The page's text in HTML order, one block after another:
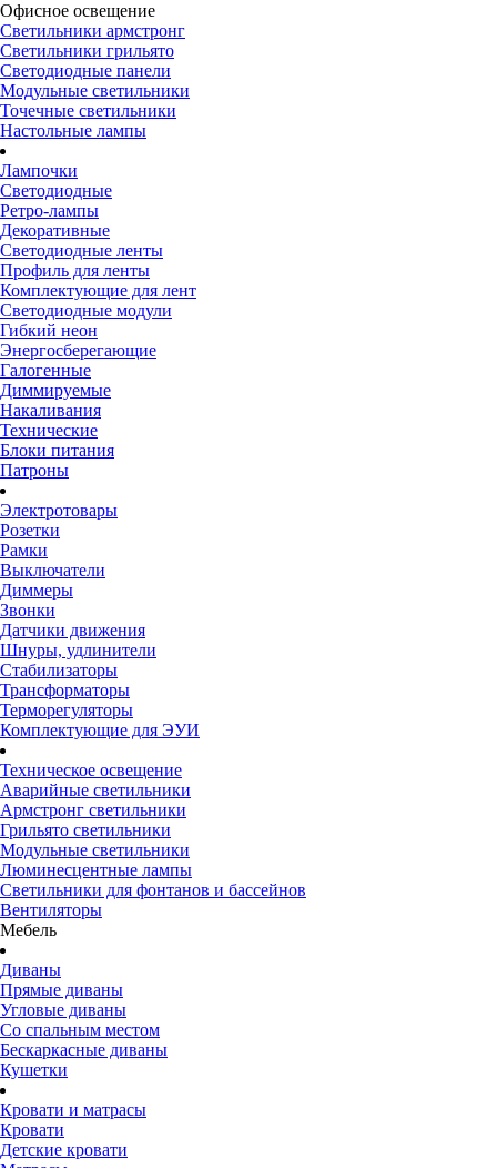
Офисное освещение
Светильники армстронг
Светильники грильято
Светодиодные панели
Модульные светильники
Точечные светильники
Настольные лампы
Лампочки
Светодиодные
Ретро-лампы
Декоративные
Светодиодные ленты
Профиль для ленты
Комплектующие для лент
Светодиодные модули
Гибкий неон
Энергосберегающие
Галогенные
Диммируемые
Накаливания
Технические
Блоки питания
Патроны
Электротовары
Розетки
Рамки
Выключатели
Диммеры
Звонки
Датчики движения
Шнуры, удлинители
Стабилизаторы
Трансформаторы
Терморегуляторы
Комплектующие для ЭУИ
Техническое освещение
Аварийные светильники
Армстронг светильники
Грильято светильники
Модульные светильники
Люминесцентные лампы
Светильники для фонтанов и бассейнов
Вентиляторы
Мебель
Диваны
Прямые диваны
Угловые диваны
Со спальным местом
Бескаркасные диваны
Кушетки
Кровати и матрасы
Кровати
Детские кровати